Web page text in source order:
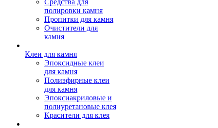
Средства для
полировки камня
Пропитки для камня
Очистители для
камня
Клеи для камня
Эпоксидные клеи
для камня
Полиэфирные клеи
для камня
Эпоксиакриловые и
полиуретановые клея
Красители для клея